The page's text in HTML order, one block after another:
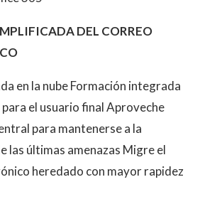
DEL CORREO
en la nube Formación integrada
el usuario final Aproveche
para mantenerse a la
las últimas amenazas Migre el
heredado con mayor rapidez